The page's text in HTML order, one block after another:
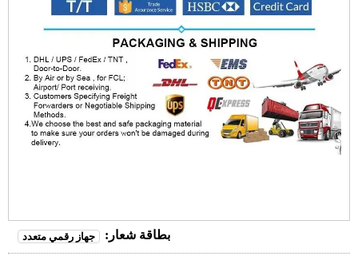
بطاقة شعار: جهاز رقمي متعدد